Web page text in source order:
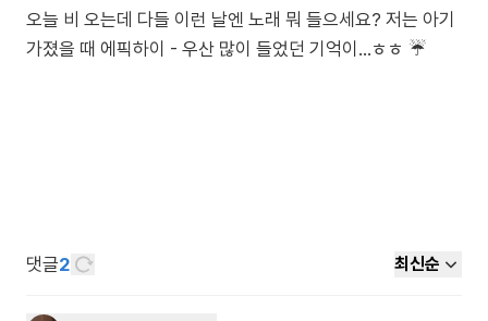
오늘 비 오는데 다들 이런 날엔 노래 뭐 들으세요? 저는 아기
가졌을 때 에픽하이 - 우산 많이 들었던 기억이…ㅎㅎ ☔️
댓글2 최신순